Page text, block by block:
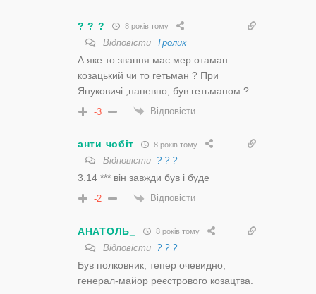
? ? ? 8 років тому
Відповісти Тролик
А яке то звання має мер отаман
козацький чи то гетьман ? При
Януковичі ,напевно, був гетьманом ?
-3 Відповісти
анти чобіт 8 років тому
Відповісти ? ? ?
3.14 *** він завжди був і буде
-2 Відповісти
АНАТОЛЬ_ 8 років тому
Відповісти ? ? ?
Був полковник, тепер очевидно,
генерал-майор реєстрового козацтва.